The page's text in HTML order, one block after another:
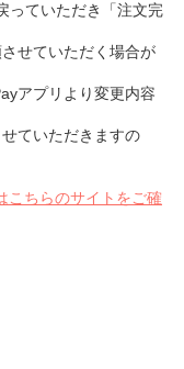
っていただき「注文完
せていただく場合が
アプリより変更内容
ていただきますの
こちらのサイトをご確